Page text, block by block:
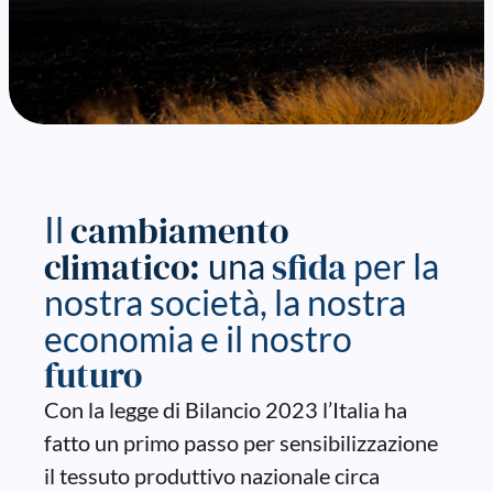
Il cambiamento
climatico: una sfida per la
nostra società, la nostra
economia e il nostro
futuro
Con la legge di Bilancio 2023 l’Italia ha
fatto un primo passo per sensibilizzazione
il tessuto produttivo nazionale circa